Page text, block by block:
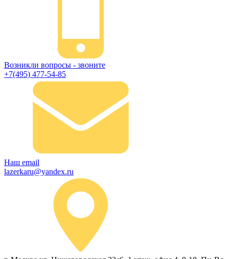
Возникли вопросы - звоните
+7(495) 477-54-85
Наш email
lazerkaru@yandex.ru